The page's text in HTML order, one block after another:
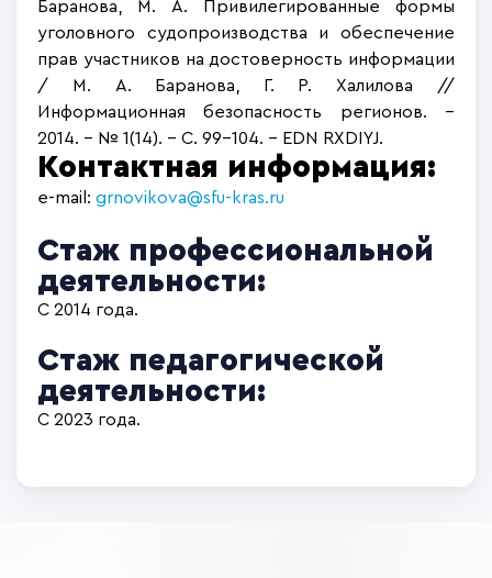
Баранова, М. А. Привилегированные формы
уголовного судопроизводства и обеспечение
прав участников на достоверность информации
/ М. А. Баранова, Г. Р. Халилова //
Информационная безопасность регионов. –
2014. – № 1(14). – С. 99-104. – EDN RXDIYJ.
Контактная информация:
e-mail :grnovikova@sfu-kras.ru
Стаж профессиональной
деятельности:
С 2014 года.
Стаж педагогической
деятельности:
С 2023 года.